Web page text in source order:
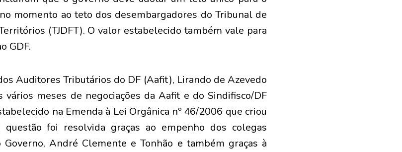
momento ao teto dos desembargadores do Tribunal de
(TJDFT). O valor estabelecido também vale para
GDF.
Auditores Tributários do DF (Aafit), Lirando de Azevedo
vários meses de negociações da Aafit e do Sindifisco/DF
na Emenda à Lei Orgânica nº 46/2006 que criou
foi resolvida graças ao empenho dos colegas
André Clemente e Tonhão e também graças à